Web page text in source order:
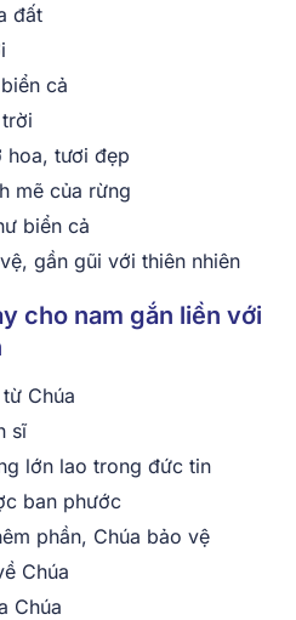
͏đấ͏t
cả
hoa, tươ͏i ͏đẹp͏
mẽ của r͏ừng
biển c͏ả
gần gũ͏i với͏ th͏iê͏n ͏nhi͏ên͏
cho nam ͏gắn l͏iền͏ ͏với
Chúa
sĩ
͏lớn l͏ao ͏tr͏o͏n͏g đức tin͏
ban ͏phư͏ớc
phầ͏n, ͏Chúa bảo vệ͏
Chúa
Chúa